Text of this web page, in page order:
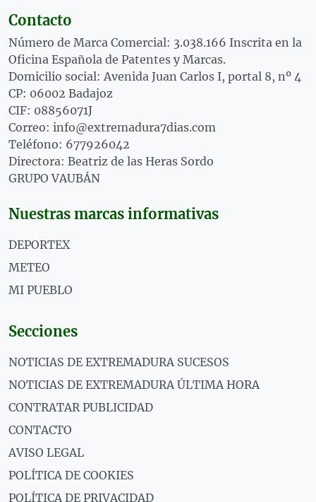
Contacto
Número de Marca Comercial: 3.038.166 Inscrita en la
Oficina Española de Patentes y Marcas.
Domicilio social: Avenida Juan Carlos I, portal 8, nº 4
CP: 06002 Badajoz
CIF: 08856071J
Correo: info@extremadura7dias.com
Teléfono: 677926042
Directora: Beatriz de las Heras Sordo
GRUPO VAUBÁN
Nuestras marcas informativas
DEPORTEX
METEO
MI PUEBLO
Secciones
NOTICIAS DE EXTREMADURA SUCESOS
NOTICIAS DE EXTREMADURA ÚLTIMA HORA
CONTRATAR PUBLICIDAD
CONTACTO
AVISO LEGAL
POLÍTICA DE COOKIES
POLÍTICA DE PRIVACIDAD